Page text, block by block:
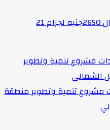
21
مشروع تنمية وتطوير منطقة